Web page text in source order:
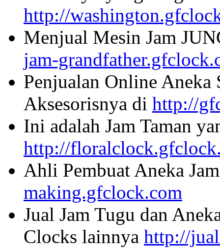
http://
Menjual Mesin Jam
jam-
Penjualan Online Aneka
Aksesorisnya di http://
Ini adalah Jam Taman
http://
Ahli Pembuat Aneka
making.gfclock.com
Jual Jam Tugu dan
Clocks lainnya http://